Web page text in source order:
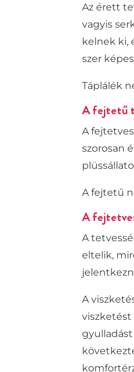
Az érett
vagyis
kelnek ki,
szer
Táplálék
A fejtetű
A
szorosan
A fejtetű
A
A
eltelik,
A
viszketést